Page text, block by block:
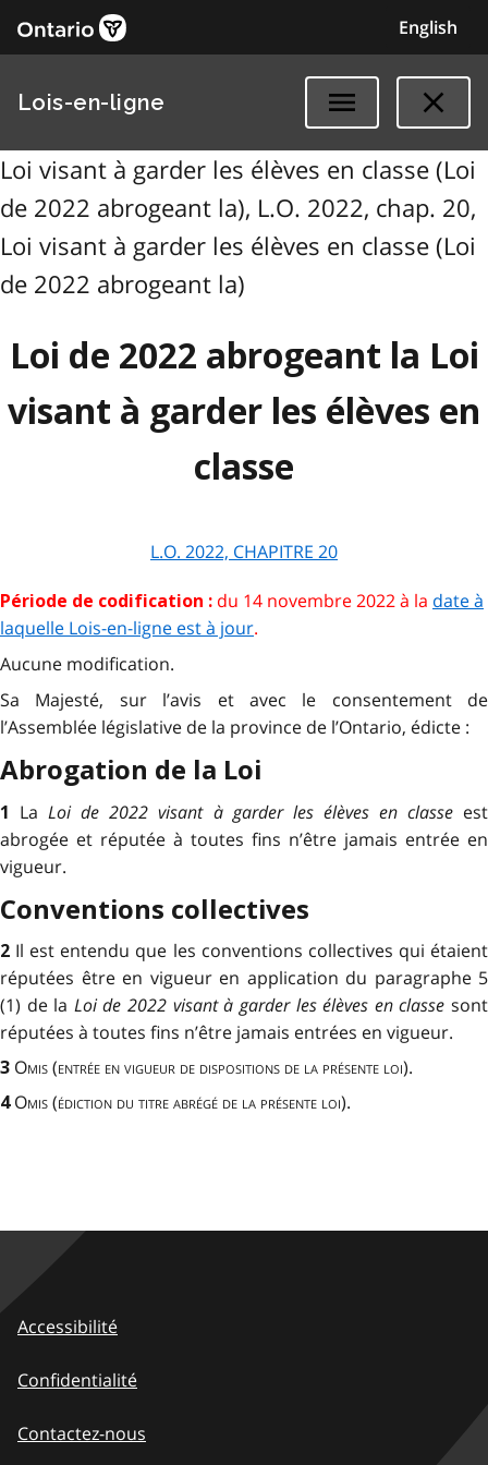
English
Lois-en-ligne
Loi visant à garder les élèves en classe (Loi
de 2022 abrogeant la), L.O. 2022, chap. 20,
Loi visant à garder les élèves en classe (Loi
de 2022 abrogeant la)
Loi de 2022 abrogeant la Loi
visant à garder les élèves en
classe
L.O. 2022, CHAPITRE 20
Période de codification : du 14 novembre 2022à la date à
laquelle Lois-en-ligne est à jour.
Aucune modification.
Sa Majesté, sur l’avis et avec le consentement de
l’Assemblée législative de la province de l’Ontario, édicte :
Abrogation de la Loi
1 LaLoi de 2022 visant à garder les élèves en classeest
abrogée et réputée à toutes fins n’être jamais entrée en
vigueur.
Conventions collectives
2 Il est entendu que les conventions collectives qui étaient
réputées être en vigueur en application du paragraphe 5
(1) de la Loi de 2022 visant à garder les élèves en classe sont
réputées à toutes fins n’être jamais entrées en vigueur.
3 Omis(entrée en vigueur de dispositions de la présente loi).
4 Omis (édiction du titre abrégé de la présente loi).
Accessibilité
Confidentialité
Contactez-nous